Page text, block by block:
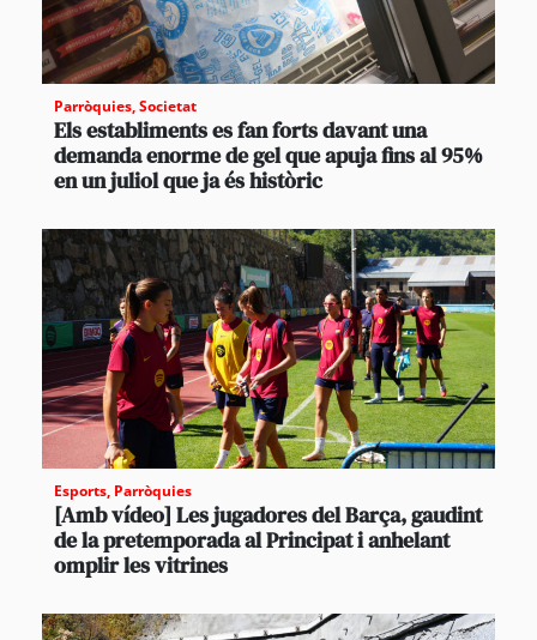
Parròquies,Societat
Els establiments es fan forts davant una
demanda enorme de gel que apuja fins al 95%
en un juliol que ja és històric
Esports, Parròquies
[Amb vídeo] Les jugadores del Barça, gaudint
de la pretemporada al Principat i anhelant
omplir les vitrines